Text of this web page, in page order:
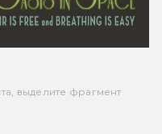
выделите фрагмент